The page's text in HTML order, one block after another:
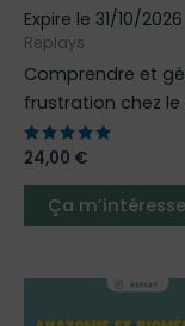
Expire le 31/10/2026
Replays
Comprendre et
frustration chez le
Note
5.00
sur 5
24,00 €
Ça m’intéresse